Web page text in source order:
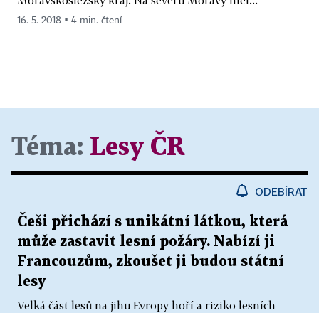
16. 5. 2018 ▪ 4 min. čtení
Téma: Lesy ČR
ODEBÍRAT
Češi přichází s unikátní látkou, která
může zastavit lesní požáry. Nabízí ji
Francouzům, zkoušet ji budou státní
lesy
Velká část lesů na jihu Evropy hoří a riziko lesních